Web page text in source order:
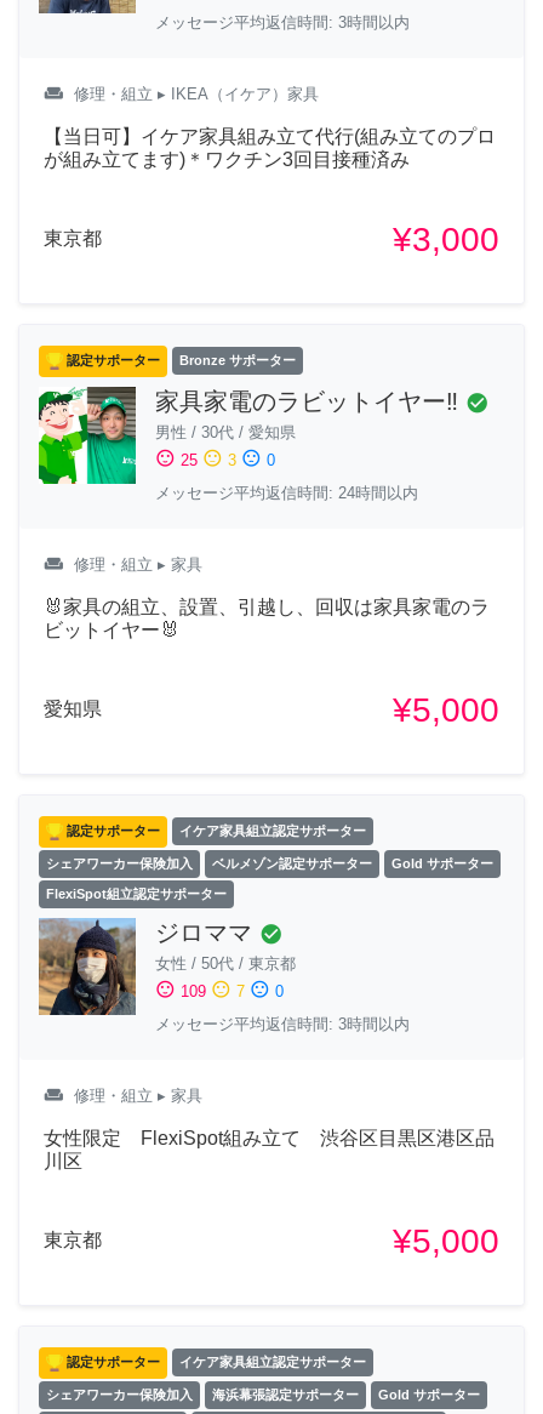
メッセージ平均返信時間: 3時間以内
weekend 修理・組立 ▸ IKEA（イケア）家具
【当日可】イケア家具組み立て代行(組み立てのプロ
が組み立てます)＊ワクチン3回目接種済み
東京都 ¥3,000
認定サポーター Bronze サポーター
家具家電のラビットイヤー‼️ check_circle
男性 / 30代 / 愛知県
sentiment_satisfied 25 sentiment_neutral 3 sentiment_dissatisfied 0
メッセージ平均返信時間: 24時間以内
weekend 修理・組立 ▸ 家具
🐰家具の組立、設置、引越し、回収は家具家電のラ
ビットイヤー🐰
愛知県 ¥5,000
認定サポーター イケア家具組立認定サポーター
シェアワーカー保険加入 ベルメゾン認定サポーター Gold サポーター
FlexiSpot組立認定サポーター
ジロママ check_circle
女性 / 50代 / 東京都
sentiment_satisfied 109 sentiment_neutral 7 sentiment_dissatisfied 0
メッセージ平均返信時間: 3時間以内
weekend 修理・組立 ▸ 家具
女性限定 FlexiSpot組み立て 渋谷区目黒区港区品
川区
東京都 ¥5,000
認定サポーター イケア家具組立認定サポーター
シェアワーカー保険加入 海浜幕張認定サポーター Gold サポーター